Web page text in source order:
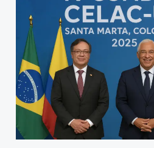
UE:
una
cumbre
con
sabor
a
desafío
al